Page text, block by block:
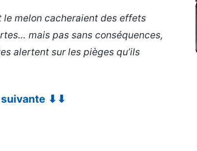
melon cacheraient des effets
mais pas sans conséquences,
alertent sur les pièges qu’ils
suivante ⬇⬇